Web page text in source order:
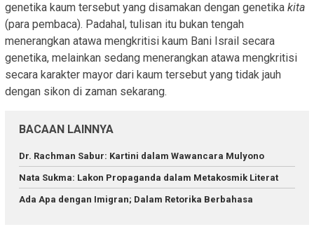
genetika kaum tersebut yang disamakan dengan genetika kita
(para pembaca). Padahal, tulisan itu bukan tengah
menerangkan atawa mengkritisi kaum Bani Israil secara
genetika, melainkan sedang menerangkan atawa mengkritisi
secara karakter mayor dari kaum tersebut yang tidak jauh
dengan sikon di zaman sekarang.
BACAAN LAINNYA
Dr. Rachman Sabur: Kartini dalam Wawancara Mulyono
Nata Sukma: Lakon Propaganda dalam Metakosmik Literat
Ada Apa dengan Imigran; Dalam Retorika Berbahasa